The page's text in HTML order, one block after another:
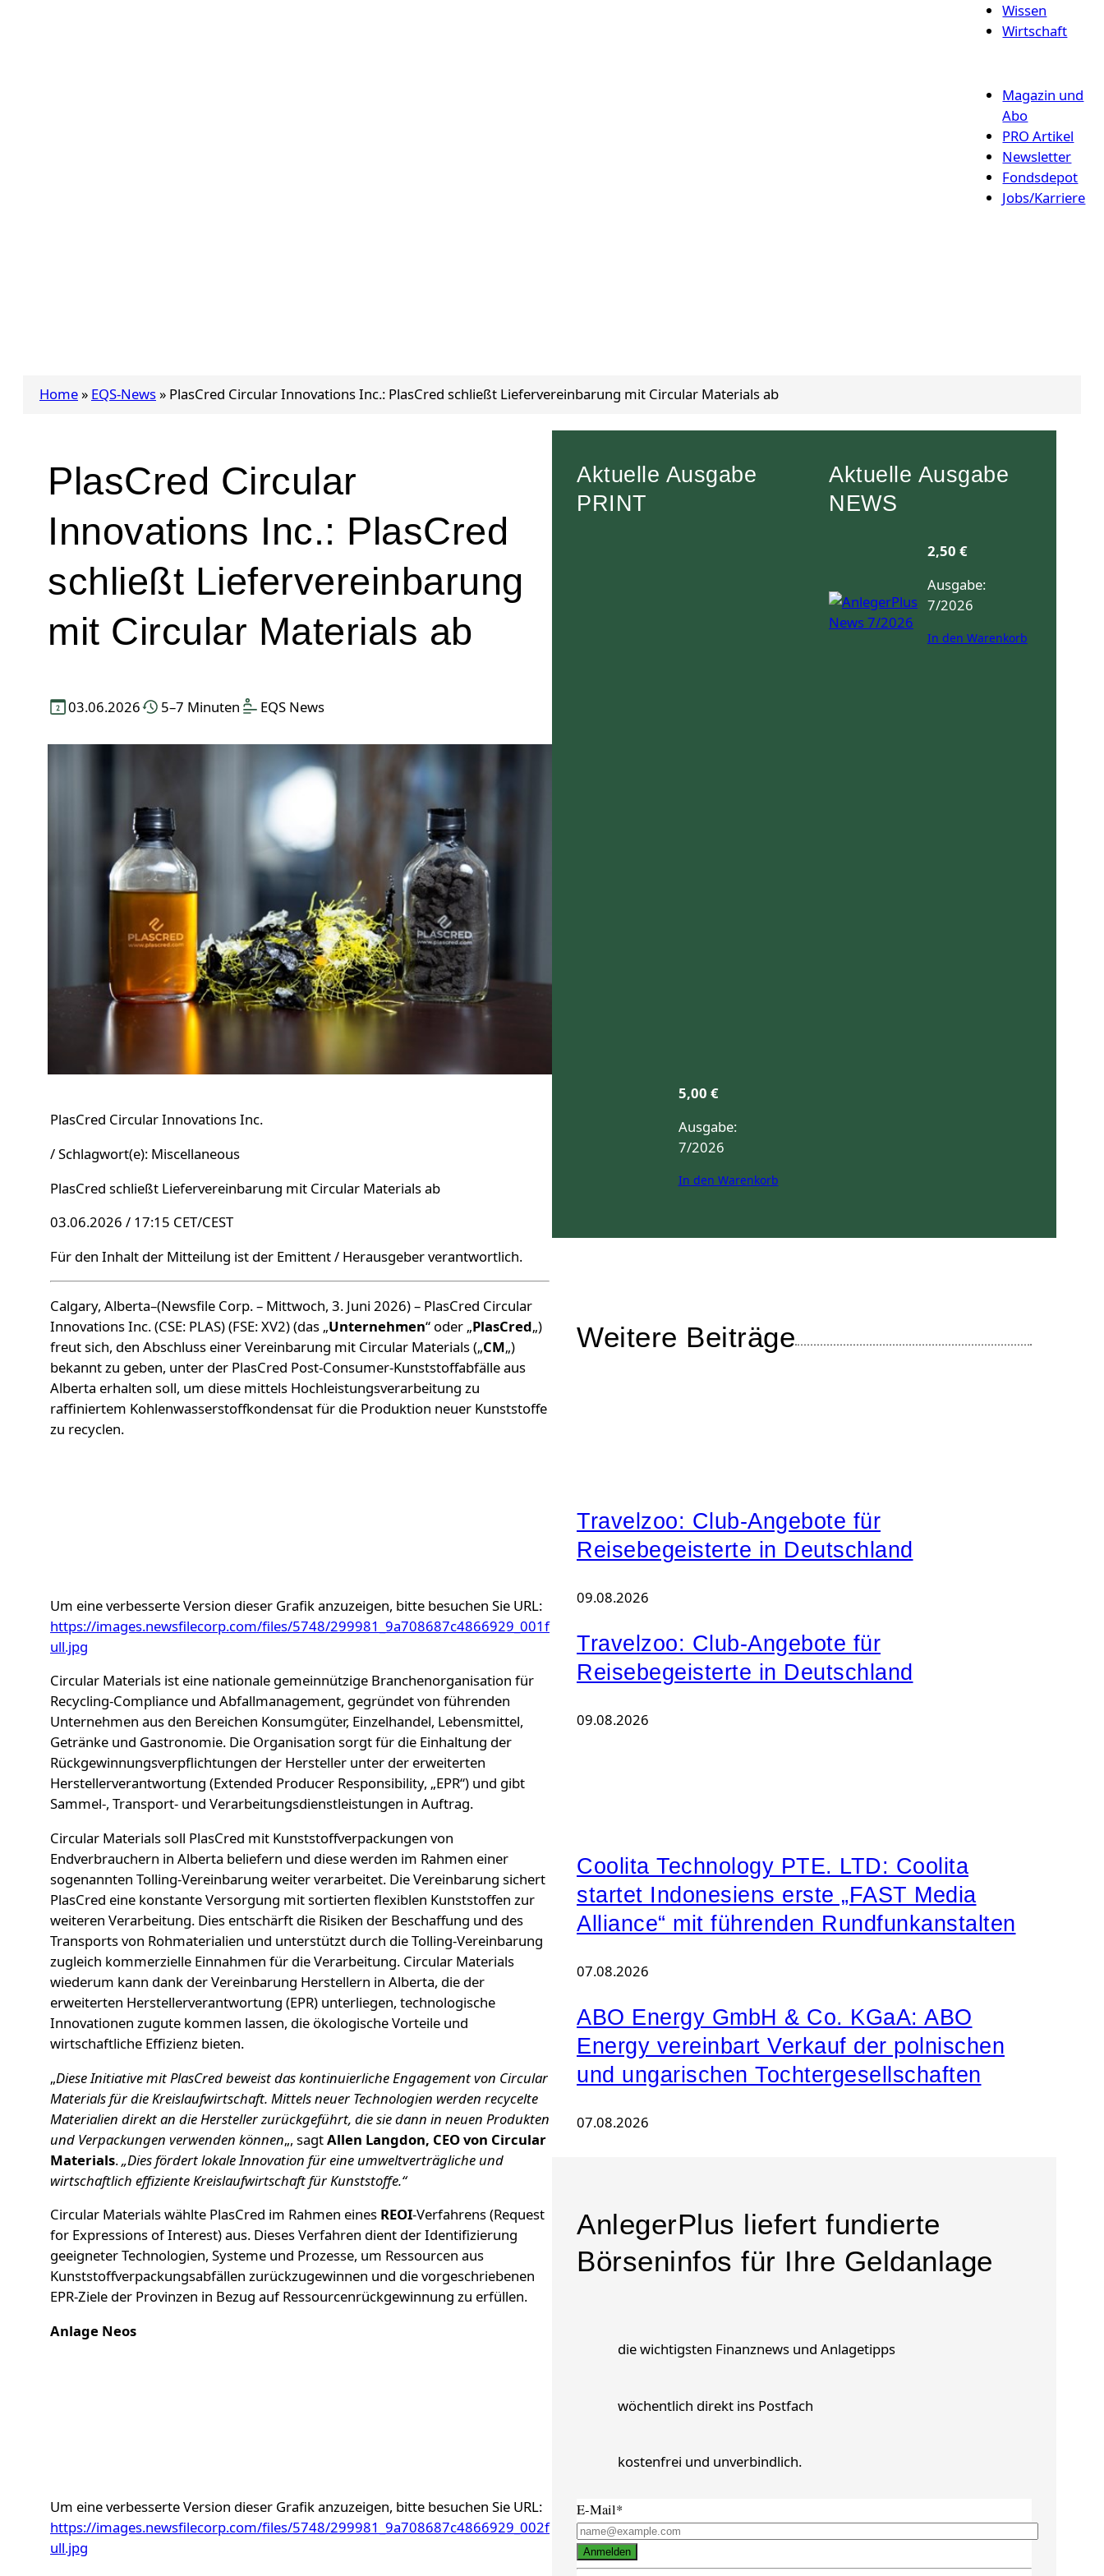
Wissen
Wirtschaft
Magazin und
Abo
PRO Artikel
Newsletter
Fondsdepot
Jobs/Karriere
Home» EQS-News» PlasCred Circular Innovations Inc.: PlasCred schließt Liefervereinbarung mit Circular Materials ab
PlasCred Circular
Innovations Inc.: PlasCred
schließt Liefervereinbarung
mit Circular Materials ab
03.06.2026 5–7 Minuten EQS News
PlasCred Circular Innovations Inc.
/ Schlagwort(e): Miscellaneous
PlasCred schließt Liefervereinbarung mit Circular Materials ab
03.06.2026 / 17:15 CET/CEST
Für den Inhalt der Mitteilung ist der Emittent / Herausgeber verantwortlich.
Calgary, Alberta–(Newsfile Corp. – Mittwoch, 3. Juni 2026) – PlasCred Circular
Innovations Inc. (CSE: PLAS) (FSE: XV2) (das „Unternehmen“ oder „PlasCred„)
freut sich, den Abschluss einer Vereinbarung mit Circular Materials („CM„)
bekannt zu geben, unter der PlasCred Post-Consumer-Kunststoffabfälle aus
Alberta erhalten soll, um diese mittels Hochleistungsverarbeitung zu
raffiniertem Kohlenwasserstoffkondensat für die Produktion neuer Kunststoffe
zu recyclen.
Um eine verbesserte Version dieser Grafik anzuzeigen, bitte besuchen Sie URL:
https://images.newsfilecorp.com/files/5748/299981_9a708687c4866929_001f
ull.jpg
Circular Materials ist eine nationale gemeinnützige Branchenorganisation für
Recycling-Compliance und Abfallmanagement, gegründet von führenden
Unternehmen aus den Bereichen Konsumgüter, Einzelhandel, Lebensmittel,
Getränke und Gastronomie. Die Organisation sorgt für die Einhaltung der
Rückgewinnungsverpflichtungen der Hersteller unter der erweiterten
Herstellerverantwortung (Extended Producer Responsibility, „EPR“) und gibt
Sammel-, Transport- und Verarbeitungsdienstleistungen in Auftrag.
Circular Materials soll PlasCred mit Kunststoffverpackungen von
Endverbrauchern in Alberta beliefern und diese werden im Rahmen einer
sogenannten Tolling-Vereinbarung weiter verarbeitet. Die Vereinbarung sichert
PlasCred eine konstante Versorgung mit sortierten flexiblen Kunststoffen zur
weiteren Verarbeitung. Dies entschärft die Risiken der Beschaffung und des
Transports von Rohmaterialien und unterstützt durch die Tolling-Vereinbarung
zugleich kommerzielle Einnahmen für die Verarbeitung. Circular Materials
wiederum kann dank der Vereinbarung Herstellern in Alberta, die der
erweiterten Herstellerverantwortung (EPR) unterliegen, technologische
Innovationen zugute kommen lassen, die ökologische Vorteile und
wirtschaftliche Effizienz bieten.
„Diese Initiative mit PlasCred beweist das kontinuierliche Engagement von Circular
Materials für die Kreislaufwirtschaft. Mittels neuer Technologien werden recycelte
Materialien direkt an die Hersteller zurückgeführt, die sie dann in neuen Produkten
und Verpackungen verwenden können„, sagtAllen Langdon, CEO von Circular
Materials.„Dies fördert lokale Innovation für eine umweltverträgliche und
wirtschaftlich effiziente Kreislaufwirtschaft für Kunststoffe.“
Circular Materials wählte PlasCred im Rahmen eines REOI-Verfahrens (Request
for Expressions of Interest) aus. Dieses Verfahren dient der Identifizierung
geeigneter Technologien, Systeme und Prozesse, um Ressourcen aus
Kunststoffverpackungsabfällen zurückzugewinnen und die vorgeschriebenen
EPR-Ziele der Provinzen in Bezug auf Ressourcenrückgewinnung zu erfüllen.
Anlage Neos
Um eine verbesserte Version dieser Grafik anzuzeigen, bitte besuchen Sie URL:
https://images.newsfilecorp.com/files/5748/299981_9a708687c4866929_002f
ull.jpg
Aktuelle Ausgabe
PRINT
5,00 €
Ausgabe:
7/2026
In den Warenkorb
Aktuelle Ausgabe
NEWS
2,50 €
Ausgabe:
7/2026
In den Warenkorb
Weitere Beiträge
Travelzoo: Club-Angebote für
Reisebegeisterte in Deutschland
09.08.2026
Travelzoo: Club-Angebote für
Reisebegeisterte in Deutschland
09.08.2026
Coolita Technology PTE. LTD: Coolita
startet Indonesiens erste „FAST Media
Alliance“ mit führenden Rundfunkanstalten
07.08.2026
ABO Energy GmbH & Co. KGaA: ABO
Energy vereinbart Verkauf der polnischen
und ungarischen Tochtergesellschaften
07.08.2026
AnlegerPlus liefert fundierte
Börseninfos für Ihre Geldanlage
die wichtigsten Finanznews und Anlagetipps
wöchentlich direkt ins Postfach
kostenfrei und unverbindlich.
E-Mail*
Anmelden